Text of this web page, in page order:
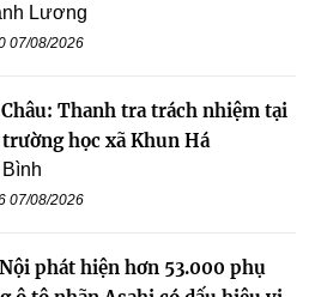
Lương
07/08/2026
Thanh tra trách nhiệm tại
trường học xã Khun Há
07/08/2026
phát hiện hơn 53.000 phụ